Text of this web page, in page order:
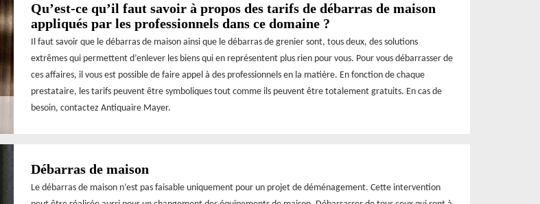
Qu’est-ce qu’il faut savoir à propos des tarifs de débarras de maison
appliqués par les professionnels dans ce domaine ?
Il faut savoir que le débarras de maison ainsi que le débarras de grenier sont, tous deux, des solutions
extrêmes qui permettent d’enlever les biens qui en représentent plus rien pour vous. Pour vous débarrasser de
ces affaires, il vous est possible de faire appel à des professionnels en la matière. En fonction de chaque
prestataire, les tarifs peuvent être symboliques tout comme ils peuvent être totalement gratuits. En cas de
besoin, contactez Antiquaire Mayer.
Débarras de maison
Le débarras de maison n’est pas faisable uniquement pour un projet de déménagement. Cette intervention